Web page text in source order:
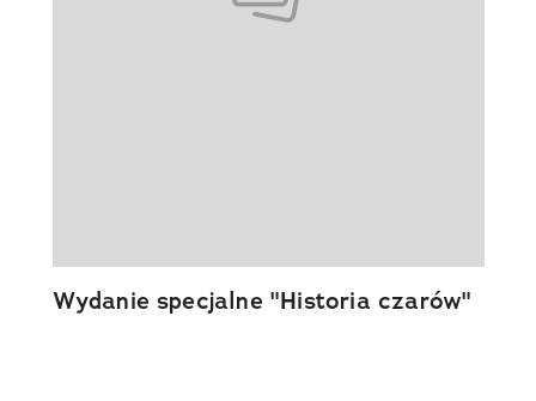
Wydanie specjalne "Historia czarów"